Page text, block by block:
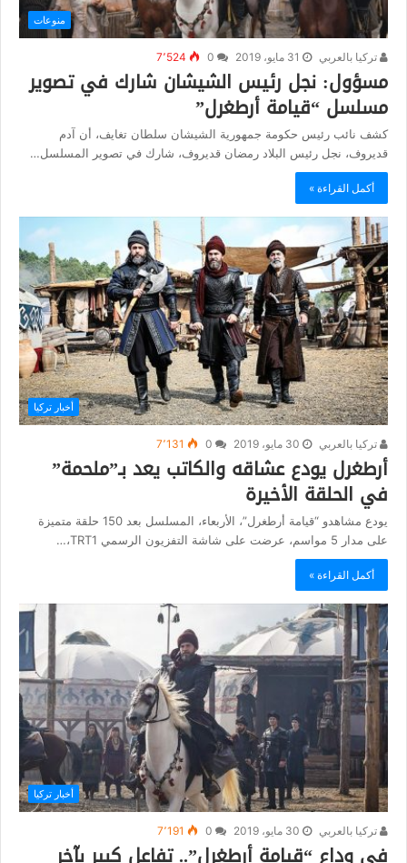
منوعات
تركيا بالعربي 31 مايو، 2019 7٬524
مسؤول: نجل رئيس الشيشان شارك في تصوير
مسلسل “قيامة أرطغرل”
كشف نائب رئيس حكومة جمهورية الشيشان سلطان تغايف، أن آدم
قديروف، نجل رئيس البلاد رمضان قديروف، شارك في تصوير المسلسل…
أكمل القراءة »
أخبار تركيا
تركيا بالعربي 30 مايو، 2019 7٬131
أرطغرل يودع عشاقه والكاتب يعد بـ”ملحمة”
في الحلقة الأخيرة
يودع مشاهدو “قيامة أرطغرل”، الأربعاء، المسلسل بعد 150 حلقة متميزة
على مدار 5 مواسم، عرضت على شاشة التفزيون الرسمي TRT1،…
أكمل القراءة »
أخبار تركيا
تركيا بالعربي 30 مايو، 2019 7٬191
في وداع “قيامة أرطغرل”.. تفاعل كبير بآخر